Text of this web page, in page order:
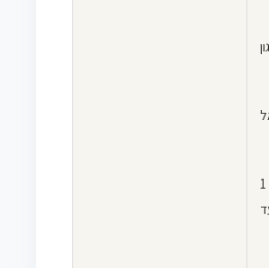
1.2.3. תוקף הסכם זה הוא ל-36 חודשים מיום 1
בספטמבר, 2017 עד